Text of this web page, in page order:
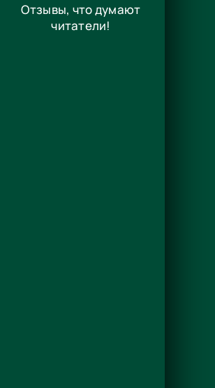
- Игорь
Павлов
Отзывы, что думают
читатели!